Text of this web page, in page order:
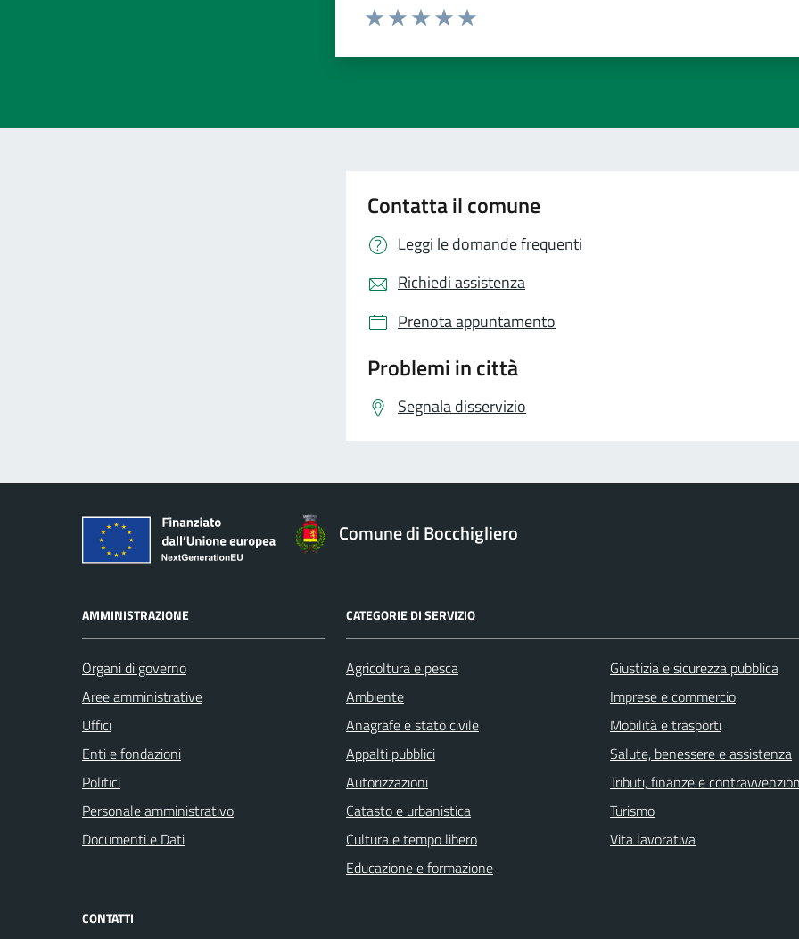
Contatta il comune
Leggi le domande frequenti
Richiedi assistenza
Prenota appuntamento
Problemi in città
Segnala disservizio
Comune di Bocchigliero
AMMINISTRAZIONE
Organi di governo
Aree amministrative
Uffici
Enti e fondazioni
Politici
Personale amministrativo
Documenti e Dati
CATEGORIE DI SERVIZIO
Agricoltura e pesca
Ambiente
Anagrafe e stato civile
Appalti pubblici
Autorizzazioni
Catasto e urbanistica
Cultura e tempo libero
Educazione e formazione
Giustizia e sicurezza pubblica
Imprese e commercio
Mobilità e trasporti
Salute, benessere e assistenza
Tributi, finanze e
Turismo
Vita lavorativa
CONTATTI